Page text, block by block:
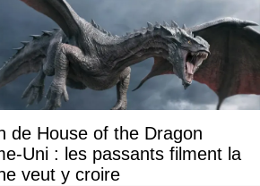
de House of the Dragon
Uni : les passants filment la
veut y croire